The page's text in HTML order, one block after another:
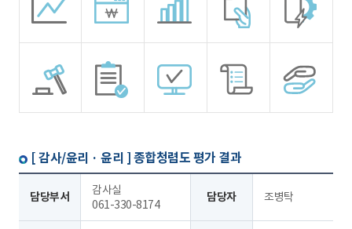
[ 감사/윤리 · 윤리 ] 종합청렴도 평가 결과
담당부서
감사실
061-330-8174
담당자 조병탁